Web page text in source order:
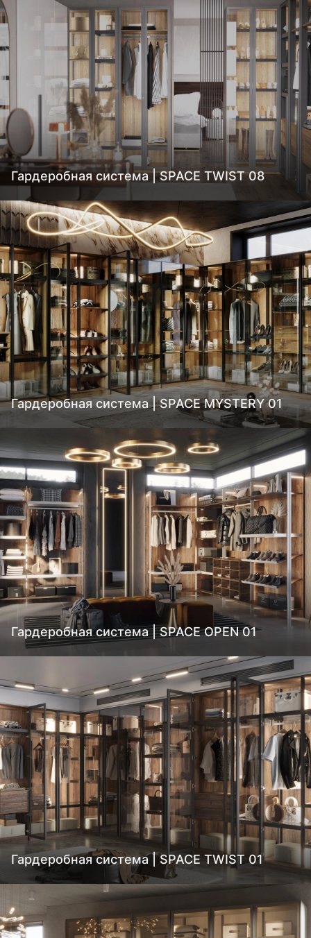
Гардеробная система | SPACE TWIST 08
Гардеробная система | SPACE MYSTERY 01
Гардеробная система | SPACE OPEN 01
Гардеробная система | SPACE TWIST 01